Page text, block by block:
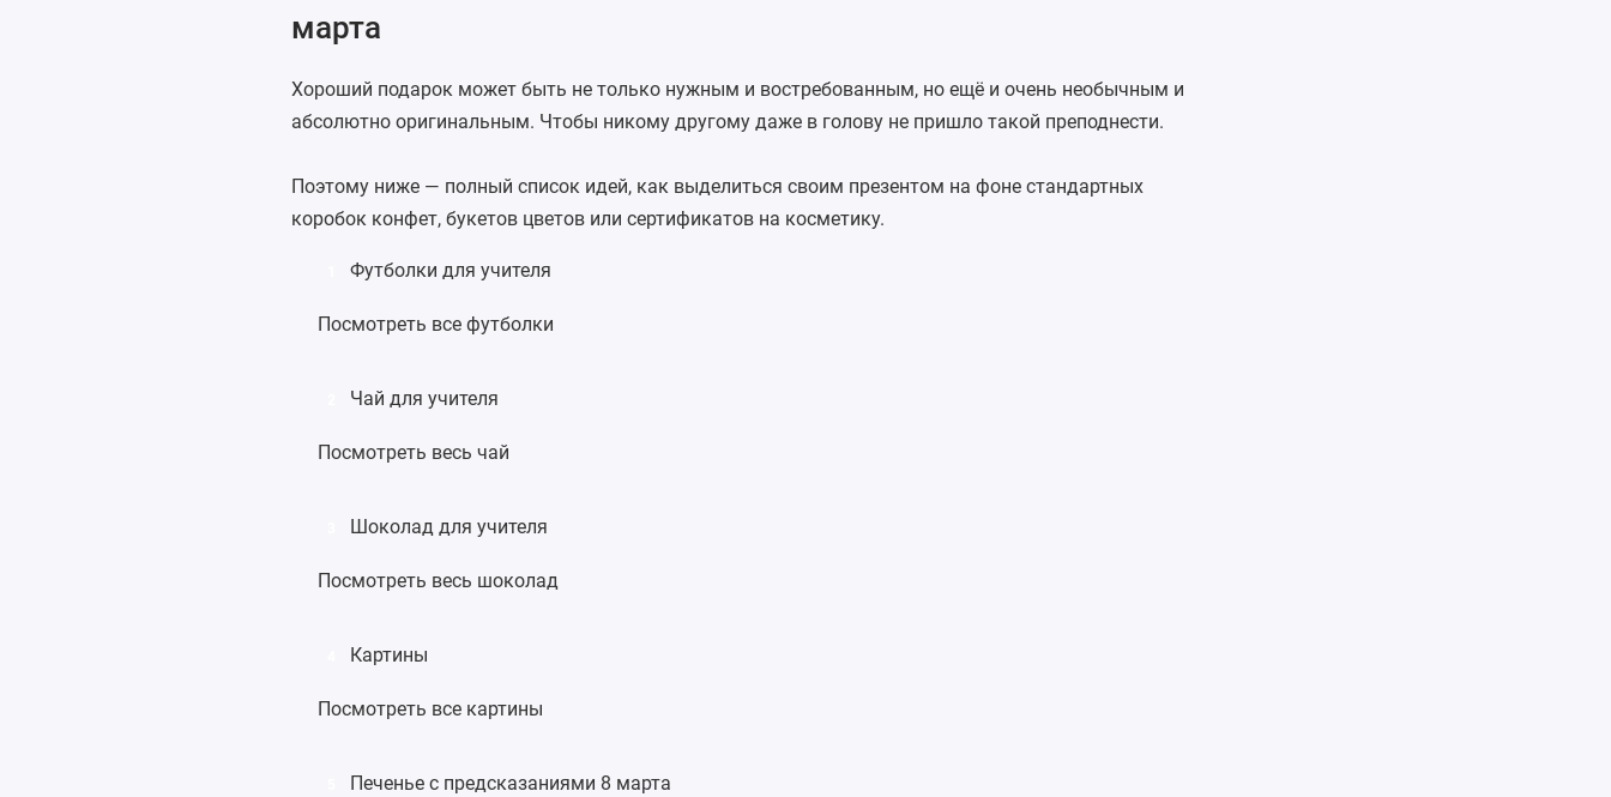
марта
Хороший подарок может быть не только нужным и востребованным, но ещё и очень необычным и
абсолютно оригинальным. Чтобы никому другому даже в голову не пришло такой преподнести.
Поэтому ниже — полный список идей, как выделиться своим презентом на фоне стандартных
коробок конфет, букетов цветов или сертификатов на косметику.
Футболки для учителя
Посмотреть все футболки
Чай для учителя
Посмотреть весь чай
Шоколад для учителя
Посмотреть весь шоколад
Картины
Посмотреть все картины
Печенье с предсказаниями 8 марта